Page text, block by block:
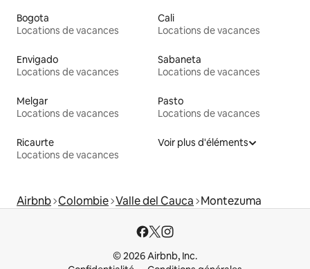
Bogota
Locations de vacances
Cali
Locations de vacances
Envigado
Locations de vacances
Sabaneta
Locations de vacances
Melgar
Locations de vacances
Pasto
Locations de vacances
Ricaurte
Locations de vacances
Voir plus d'éléments
Airbnb Colombie Valle del Cauca Montezuma
© 2026 Airbnb, Inc.